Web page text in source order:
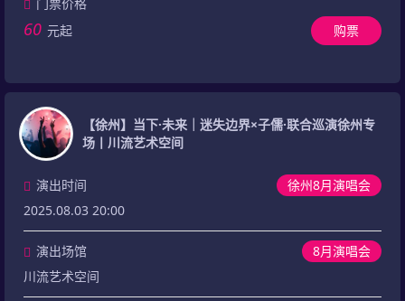
60 元起 购票
【徐州】当下·未来｜迷失边界×子儒·联合巡演徐州专
场丨川流艺术空间
徐州8月演唱会
演出时间
2025.08.03 20:00
8月演唱会
演出场馆
川流艺术空间